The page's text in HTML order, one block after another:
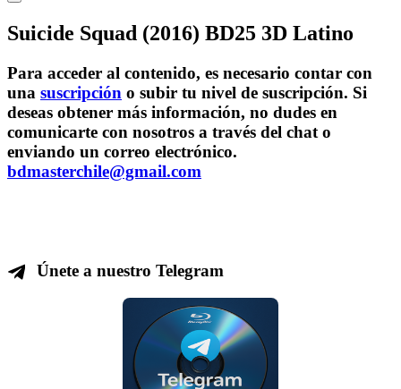
Suicide Squad (2016) BD25 3D Latino
Para acceder al contenido, es necesario contar con
una suscripción o subir tu nivel de suscripción. Si
deseas obtener más información, no dudes en
comunicarte con nosotros a través del chat o
enviando un correo electrónico.
bdmasterchile@gmail.com
Únete a nuestro Telegram